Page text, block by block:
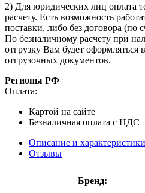
2) Для юридических лиц оплата
расчету. Есть возможность
поставки, либо без договора (по
По безналичному расчету при
отгрузку Вам будет оформляться
отгрузочных документов.
Регионы РФ
Оплата:
Картой на сайте
Безналичная оплата с НДС
Описание и характеристики
Отзывы
Бренд: